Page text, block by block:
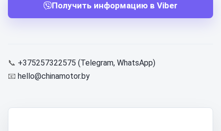
Получить информацию в Viber
📞 +375257322575 (Telegram, WhatsApp)
📧 hello@chinamotor.by